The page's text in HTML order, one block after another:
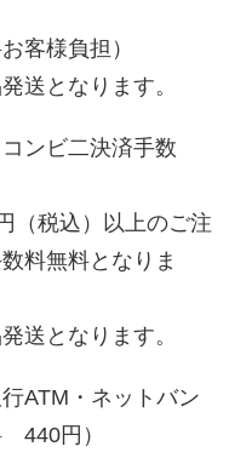
客様負担）
送となります。
ンビ二決済手数
（税込）以上のご注
料無料となりま
送となります。
ATM・ネットバン
440円）